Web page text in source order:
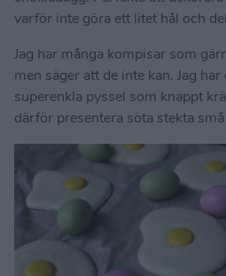
varför inte göra ett litet hål och
Jag har många kompisar som
men säger att de inte kan. Jag
superenkla pyssel som knappt
därför presentera söta stekta små